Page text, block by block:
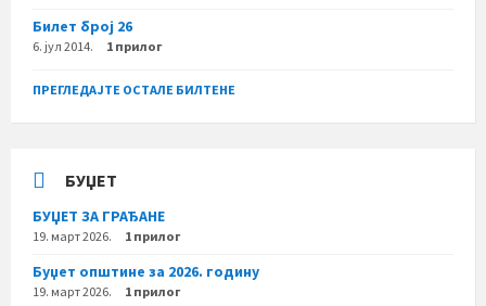
Билет број 26
6. јул 2014. 1 прилог
ПРЕГЛЕДАЈТЕ ОСТАЛЕ БИЛТЕНЕ
БУЏЕТ
БУЏЕТ ЗА ГРАЂАНЕ
19. март 2026. 1 прилог
Буџет општине за 2026. годину
19. март 2026. 1 прилог